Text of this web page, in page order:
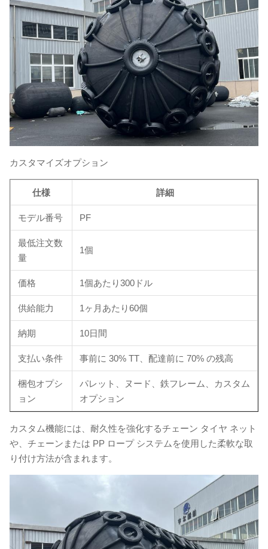
カスタマイズオプション
仕様 詳細
モデル番号 PF
最低注文数
量
1個
価格 1個あたり300ドル
供給能力 1ヶ月あたり60個
納期 10日間
支払い条件 事前に 30% TT、配達前に 70% の残高
梱包オプシ
ョン
パレット、ヌード、鉄フレーム、カスタム
オプション
カスタム機能には、耐久性を強化するチェーン タイヤ ネット
や、チェーンまたは PP ロープ システムを使用した柔軟な取
り付け方法が含まれます。